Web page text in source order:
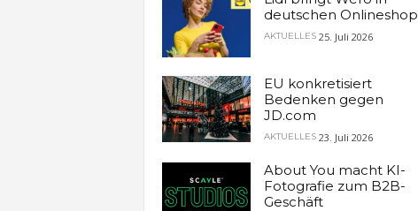
deutschen Onlineshop
AKTUELLES 25. Juli 2026
EU konkretisiert
Bedenken gegen
JD.com
AKTUELLES 23. Juli 2026
About You macht KI-
Fotografie zum B2B-
Geschäft